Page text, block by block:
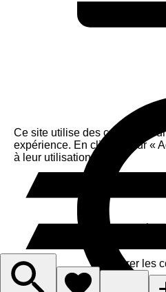
Ce site utilise des cookies pour
expérience. En cliquant sur «
à leur utilisation.
J'accepte le
Gérer les